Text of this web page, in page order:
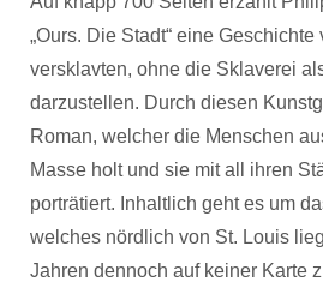
„Ours. Die Stadt“ eine
versklavten, ohne die Sklaverei
darzustellen. Durch diesen
Roman, welcher die Menschen
Masse holt und sie mit all ihren
porträtiert. Inhaltlich geht es um
welches nördlich von St. Louis
Jahren dennoch auf keiner Karte